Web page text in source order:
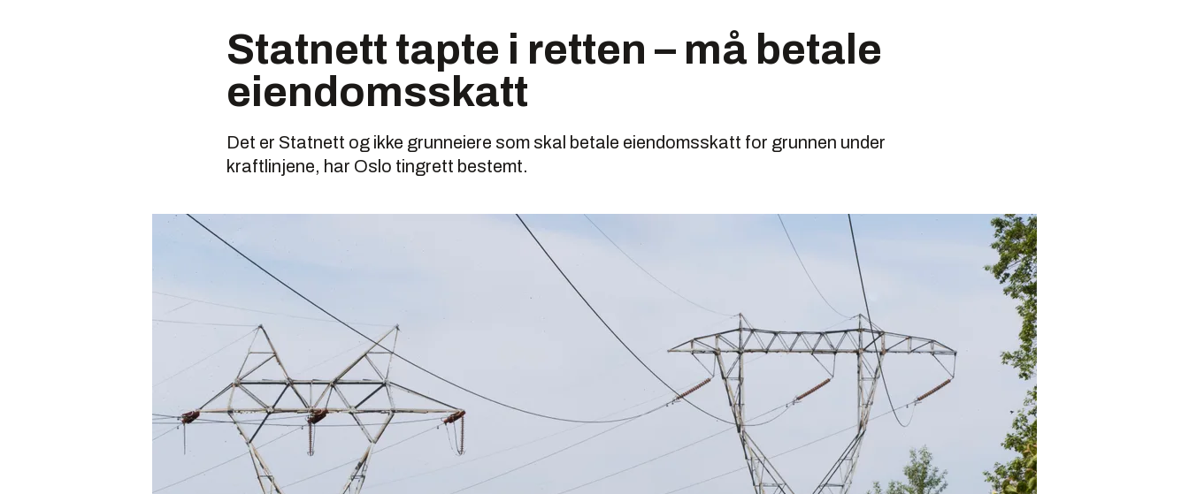
Statnett tapte i retten – må betale
eiendomsskatt
Det er Statnett og ikke grunneiere som skal betale eiendomsskatt for grunnen under
kraftlinjene, har Oslo tingrett bestemt.